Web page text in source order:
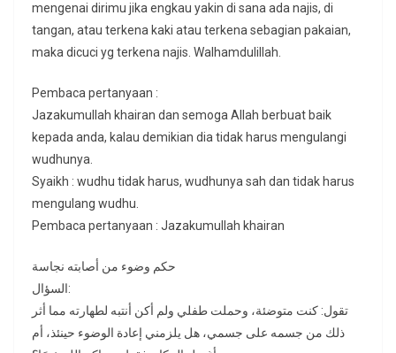
mengenai dirimu jika engkau yakin di sana ada najis, di
tangan, atau terkena kaki atau terkena sebagian pakaian,
maka dicuci yg terkena najis. Walhamdulillah.
Pembaca pertanyaan :
Jazakumullah khairan dan semoga Allah berbuat baik
kepada anda, kalau demikian dia tidak harus mengulangi
wudhunya.
Syaikh : wudhu tidak harus, wudhunya sah dan tidak harus
mengulang wudhu.
Pembaca pertanyaan : Jazakumullah khairan
حكم وضوء من أصابته نجاسة
السؤال:
تقول: كنت متوضئة، وحملت طفلي ولم أكن أنتبه لطهارته مما أثر
ذلك من جسمه على جسمي، هل يلزمني إعادة الوضوء حينئذ، أم